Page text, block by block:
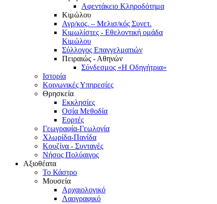
Αφεντάκειο Κληροδότημα
Κιμώλου
Αγρ/κος. – Μελισ/κός Συνετ.
Κιμωλίστες - Εθελοντική ομάδα
Κιμώλου
Σύλλογος Επαγγελματιών
Πειραιώς - Αθηνών
Σύνδεσμος «Η Οδηγήτρια»
Ιστορία
Κοινωνικές Υπηρεσίες
Θρησκεία
Εκκλησίες
Οσία Μεθοδία
Εορτές
Γεωγραφία-Γεωλογία
Χλωρίδα-Πανίδα
Κουζίνα - Συνταγές
Νήσος Πολύαιγος
Αξιοθέατα
Το Κάστρο
Μουσεία
Αρχαιολογικό
Λαογραφικό